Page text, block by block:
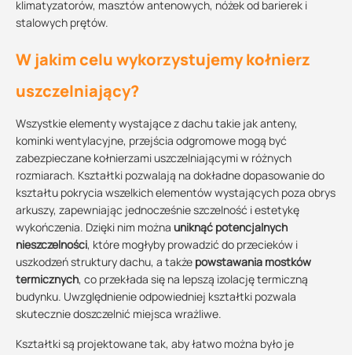
klimatyzatorów, masztów antenowych, nóżek od barierek i
stalowych prętów.
W jakim celu wykorzystujemy kołnierz
uszczelniający?
Wszystkie elementy wystające z dachu takie jak anteny,
kominki wentylacyjne, przejścia odgromowe mogą być
zabezpieczane kołnierzami uszczelniającymi w różnych
rozmiarach. Kształtki pozwalają na dokładne dopasowanie do
kształtu pokrycia wszelkich elementów wystających poza obrys
arkuszy, zapewniając jednocześnie szczelność i estetykę
wykończenia. Dzięki nim można uniknąć potencjalnych
nieszczelności, które mogłyby prowadzić do przecieków i
uszkodzeń struktury dachu, a także powstawania mostków
termicznych, co przekłada się na lepszą izolację termiczną
budynku. Uwzględnienie odpowiedniej kształtki pozwala
skutecznie doszczelnić miejsca wrażliwe.
Kształtki są projektowane tak, aby łatwo można było je